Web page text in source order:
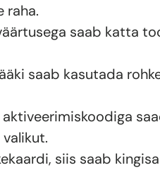
raha.
saab katta
saab kasutada
siis saab